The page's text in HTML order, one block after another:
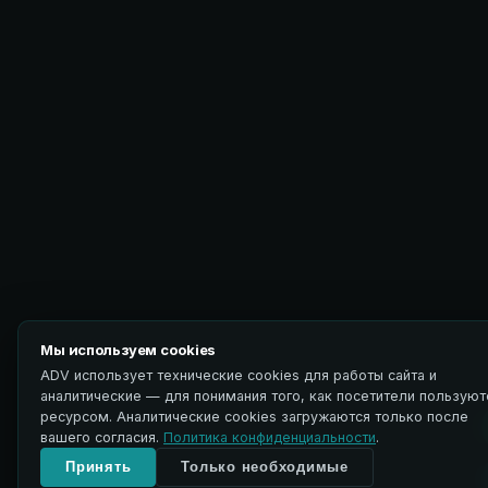
Мы используем cookies
ADV использует технические cookies для работы сайта и
аналитические — для понимания того, как посетители
ресурсом. Аналитические cookies загружаются только после
вашего согласия. Политика конфиденциальности.
Принять Только необходимые